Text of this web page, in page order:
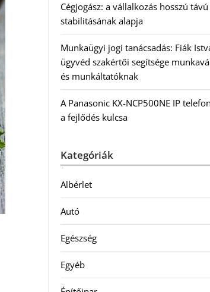
Cégjogász: a vállalkozás hosszú távú
stabilitásának alapja
Munkaügyi jogi tanácsadás: Fiák
ügyvéd szakértői segítsége
és munkáltatóknak
A Panasonic KX-NCP500NE IP
a fejlődés kulcsa
Kategóriák
Albérlet
Autó
Egészség
Egyéb